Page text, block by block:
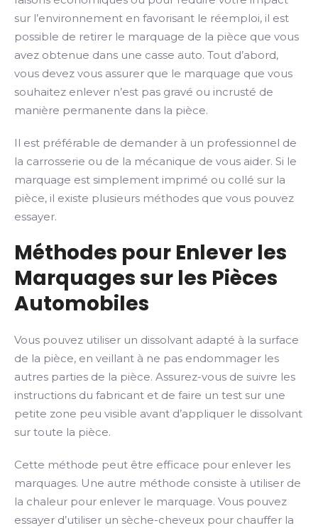
sur l’environnement en favorisant le réemploi, il est
possible de retirer le marquage de la pièce que vous
avez obtenue dans une casse auto. Tout d’abord,
vous devez vous assurer que le marquage que vous
souhaitez enlever n’est pas gravé ou incrusté de
manière permanente dans la pièce.
Il est préférable de demander à un professionnel de
la carrosserie ou de la mécanique de vous aider. Si le
marquage est simplement imprimé ou collé sur la
pièce, il existe plusieurs méthodes que vous pouvez
essayer.
Méthodes pour Enlever les
Marquages sur les Pièces
Automobiles
Vous pouvez utiliser un dissolvant adapté à la surface
de la pièce, en veillant à ne pas endommager les
autres parties de la pièce. Assurez-vous de suivre les
instructions du fabricant et de faire un test sur une
petite zone peu visible avant d’appliquer le dissolvant
sur toute la pièce.
Cette méthode peut être efficace pour enlever les
marquages. Une autre méthode consiste à utiliser de
la chaleur pour enlever le marquage. Vous pouvez
essayer d’utiliser un sèche-cheveux pour chauffer la